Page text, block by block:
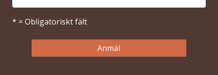
* = Obligatoriskt fält